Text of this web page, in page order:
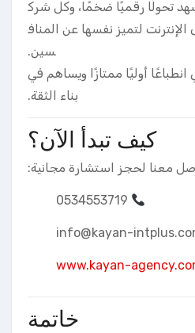
تحولًا رقميًا ضخمًا، وكل شرك
لتميز نفسها عن المناف
سين.
أوليًا ممتازًا ويساهم في
بناء الثقة.
كيف تبدأ الآن؟
معنا لحجز استشارة مجانية:
info@kayan-
خاتمة